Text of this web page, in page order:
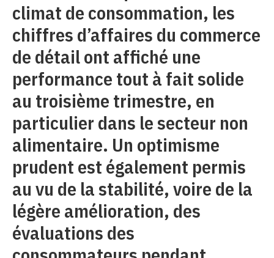
climat de consommation, les
chiffres d’affaires du commerce
de détail ont affiché une
performance tout à fait solide
au troisième trimestre, en
particulier dans le secteur non
alimentaire. Un optimisme
prudent est également permis
au vu de la stabilité, voire de la
légère amélioration, des
évaluations des